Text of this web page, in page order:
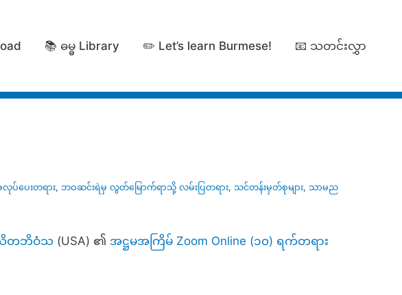
📚 ဓမ္ဓ Library ✏️ Let’s learn Burmese! 📧 သတင်းလွှာ
ပ်ပေးတရား, ဘဝဆင်းရဲမှ လွတ်မြောက်ရာသို့ လမ်းပြတရား, သင်တန်းမှတ်စုများ, သာမည
ာသိတဘိဝံသ (USA) ၏ အဋ္ဌမအကြိမ် Zoom Online (၁၀) ရက်တရား